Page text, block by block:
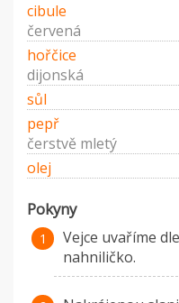
cibule
červená
hořčice
dijonská
sůl
pepř
čerstvě mletý
olej
Pokyny
Vejce uvaříme
nahniličko.